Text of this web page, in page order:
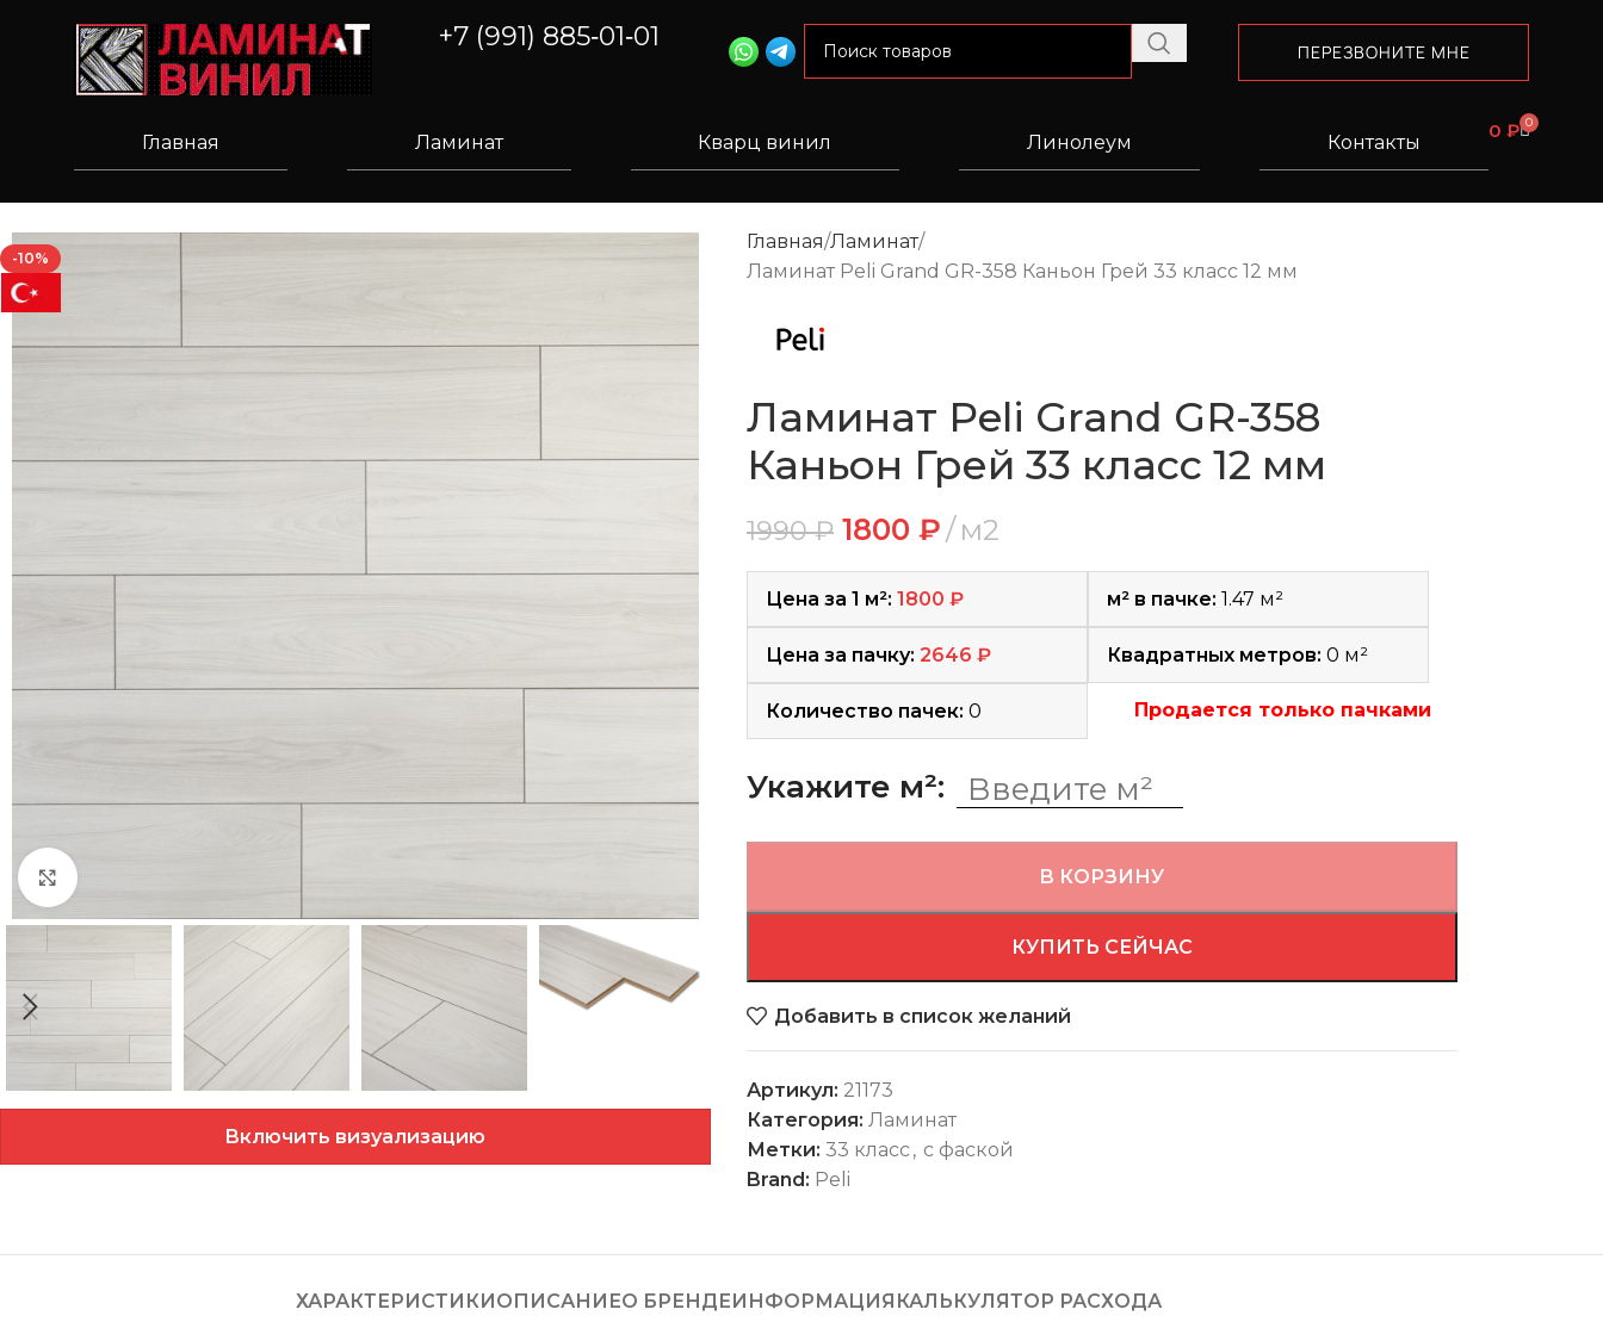
+7 (991) 885‑01‑01 ПЕРЕЗВОНИТЕ МНЕ
Главная Ламинат Кварц винил Линолеум Контакты
0 ₽ 0
-10%
Включить визуализацию
Главная Ламинат
Ламинат Peli Grand GR-358 Каньон Грей 33 класс 12 мм
Ламинат Peli Grand GR-358
Каньон Грей 33 класс 12 мм
1990₽ 1800 ₽ м2
Цена за 1 м²: 1800 ₽ м² в пачке: 1.47 м²
Цена за пачку: 2646 ₽ Квадратных метров: 0 м²
Количество пачек: 0 Продается только пачками
Укажите м²:
В КОРЗИНУ
КУПИТЬ СЕЙЧАС
Добавить в список желаний
Артикул: 21173
Категория: Ламинат
Метки: 33 класс, с фаской
Brand: Peli
ХАРАКТЕРИСТИКИОПИСАНИЕО БРЕНДЕИНФОРМАЦИЯ КАЛЬКУЛЯТОР РАСХОДА